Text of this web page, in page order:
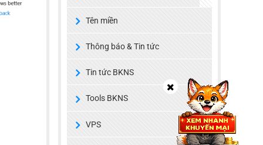
Tên miền
Thông báo & Tin tức
Tin tức BKNS
Tools BKNS
VPS